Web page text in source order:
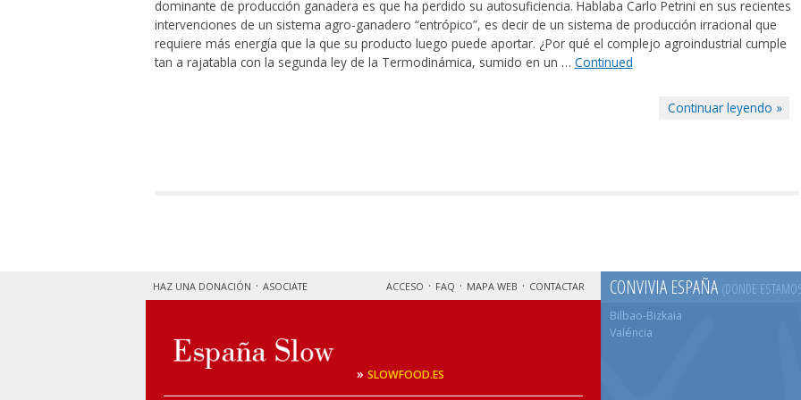
dominante de producción ganadera es que ha perdido su autosuficiencia. Hablaba Carlo Petrini en sus recientes
intervenciones de un sistema agro-ganadero “entrópico”, es decir de un sistema de producción irracional que
requiere más energía que la que su producto luego puede aportar. ¿Por qué el complejo agroindustrial cumple
tan a rajatabla con la segunda ley de la Termodinámica, sumido en un … Continued
Continuar leyendo »
HAZ UNA DONACIÓN ASOCIATE ACCESO FAQ MAPA WEB CONTACTAR
» SLOWFOOD.ES
CONVIVIA ESPAÑA (DONDE
Bilbao-Bizkaia
Valéncia